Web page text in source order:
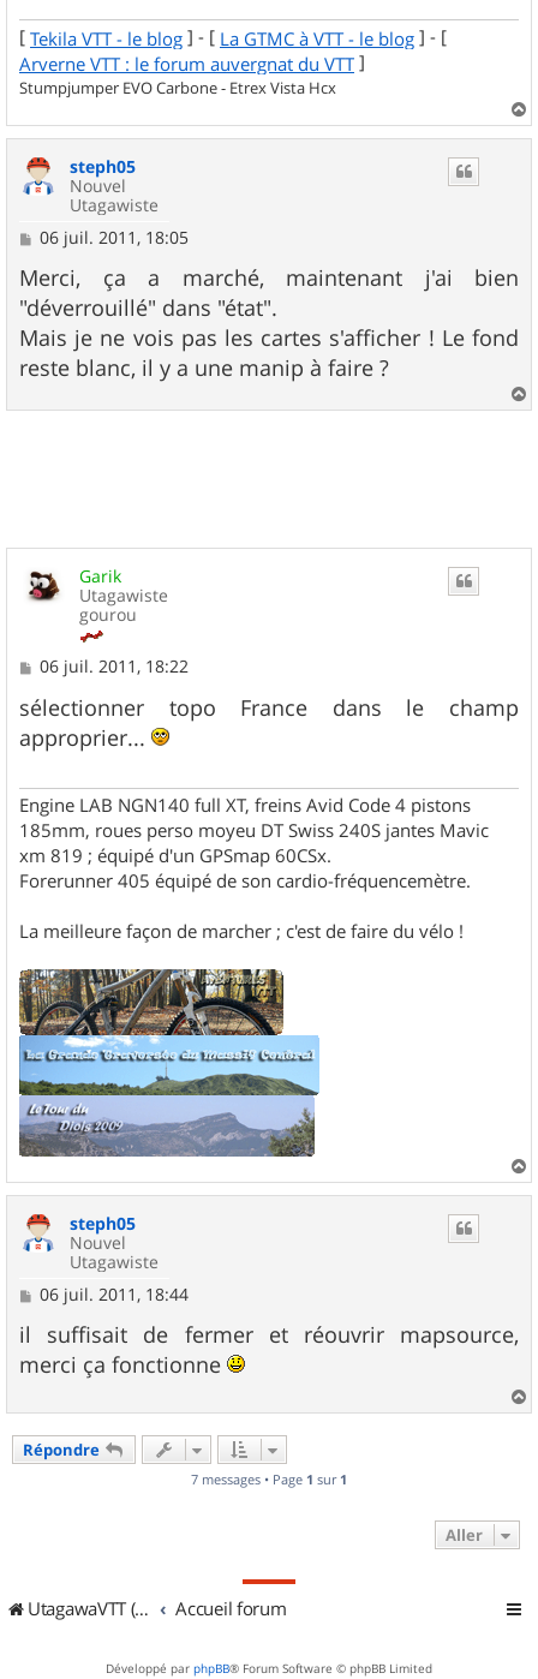
[ Tekila VTT - le blog ] - [ La GTMC à VTT - le blog ] - [
Arverne VTT : le forum auvergnat du VTT ]
Stumpjumper EVO Carbone - Etrex Vista Hcx
a
steph05
Nouvel
Utagawiste
M
s
s
a
g
e
06 juil. 2011, 18:05
Merci, ça a marché, maintenant j'ai bien
"déverrouillé" dans "état".
Mais je ne vois pas les cartes s'afficher ! Le fond
reste blanc, il y a une manip à faire ?
a
Garik
Utagawiste
gourou
M
s
s
a
06 juil. 2011, 18:22
sélectionner topo France dans le champ
approprier...
Engine LAB NGN140 full XT, freins Avid Code 4 pistons
185mm, roues perso moyeu DT Swiss 240S jantes Mavic
xm 819 ; équipé d'un GPSmap 60CSx.
Forerunner 405 équipé de son cardio-fréquencemètre.
La meilleure façon de marcher ; c'est de faire du vélo !
a
steph05
Nouvel
Utagawiste
M
a
06 juil. 2011, 18:44
il suffisait de fermer et réouvrir mapsource,
merci ça fonctionne
a
Répondre
7 messages • Page 1 sur 1
Aller
UtagawaVTT (Randos VTT et VTTAE avec traces GPS) Accueil forum
Développé par phpBB® Forum Software © phpBB Limited